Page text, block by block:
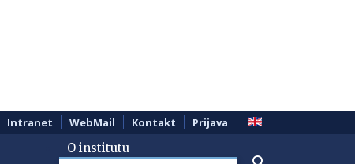
Intranet WebMail Kontakt Prijava
O institutu